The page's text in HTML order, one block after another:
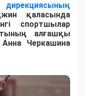
қаласында
спортшылар
алғашқы
Анна Черкашина